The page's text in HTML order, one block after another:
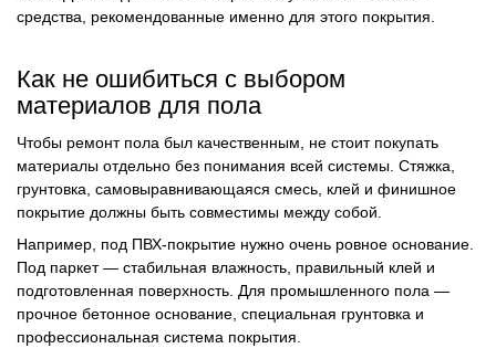
средства, рекомендованные именно для этого покрытия.
Как не ошибиться с выбором
материалов для пола
Чтобы ремонт пола был качественным, не стоит покупать
материалы отдельно без понимания всей системы. Стяжка,
грунтовка, самовыравнивающаяся смесь, клей и финишное
покрытие должны быть совместимы между собой.
Например, под ПВХ-покрытие нужно очень ровное основание.
Под паркет — стабильная влажность, правильный клей и
подготовленная поверхность. Для промышленного пола —
прочное бетонное основание, специальная грунтовка и
профессиональная система покрытия.